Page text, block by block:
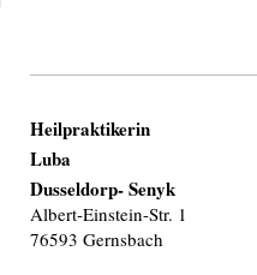
Heilpraktikerin
Luba
Dusseldorp- Senyk
Albert-Einstein-Str. 1
76593 Gernsbach